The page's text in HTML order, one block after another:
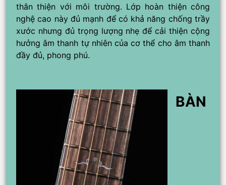
thân thiện với môi trường. Lớp hoàn thiện công
nghệ cao này đủ mạnh để có khả năng chống trầy
xước nhưng đủ trọng lượng nhẹ để cải thiện cộng
hưởng âm thanh tự nhiên của cơ thể cho âm thanh
đầy đủ, phong phú.
BÀN